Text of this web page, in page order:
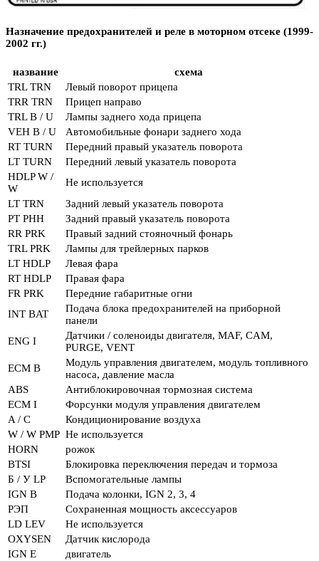
Назначение предохранителей и реле в моторном отсеке (1999-
2002 гг.)
название
схема
TRL TRN
Левый поворот прицепа
TRR TRN
Прицеп направо
TRL B / U
Лампы заднего хода прицепа
VEH B / U
Автомобильные фонари заднего хода
RT TURN
Передний правый указатель поворота
LT TURN
Передний левый указатель поворота
HDLP W /
W
Не используется
LT TRN
Задний левый указатель поворота
РТ РНН
Задний правый указатель поворота
RR PRK
Правый задний стояночный фонарь
TRL PRK
Лампы для трейлерных парков
LT HDLP
Левая фара
RT HDLP
Правая фара
FR PRK
Передние габаритные огни
INT BAT
Подача блока предохранителей на приборной
панели
ENG I
Датчики / соленоиды двигателя, MAF, CAM,
PURGE, VENT
ECM B
Модуль управления двигателем, модуль топливного
насоса, давление масла
ABS
Антиблокировочная тормозная система
ECM I
Форсунки модуля управления двигателем
A / C
Кондиционирование воздуха
W / W PMP Не используется
HORN
рожок
BTSI
Блокировка переключения передач и тормоза
Б / У LP
Вспомогательные лампы
IGN B
Подача колонки, IGN 2, 3, 4
РЭП
Сохраненная мощность аксессуаров
LD LEV
Не используется
OXYSEN
Датчик кислорода
IGN E
двигатель